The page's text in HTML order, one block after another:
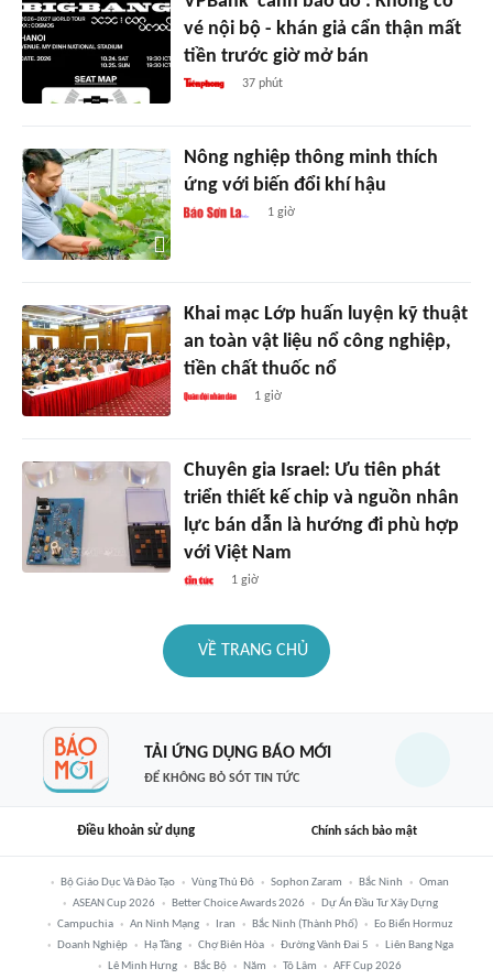
vé nội bộ - khán giả cẩn thận mất
tiền trước giờ mở bán
37 phút
Nông nghiệp thông minh thích
ứng với biến đổi khí hậu
1 giờ
Khai mạc Lớp huấn luyện kỹ thuật
an toàn vật liệu nổ công nghiệp,
tiền chất thuốc nổ
1 giờ
Chuyên gia Israel: Ưu tiên phát
triển thiết kế chip và nguồn nhân
lực bán dẫn là hướng đi phù hợp
với Việt Nam
1 giờ
VỀ TRANG CHỦ
TẢI ỨNG DỤNG BÁO MỚI
ĐỂ KHÔNG BỎ SÓT TIN TỨC
Điều khoản sử dụng Chính sách bảo mật
Bộ Giáo Dục Và Đào Tạo Vùng Thủ Đô Sophon Zaram Bắc Ninh
Oman
ASEAN Cup 2026
Better Choice Awards 2026
Dự Án Đầu Tư Xây Dựng
Campuchia
An Ninh Mạng Iran Bắc Ninh (thành Phố)
Eo Biển Hormuz
Doanh Nghiệp
Hạ Tầng Chợ Biên Hòa Đường Vành Đai 5
Liên Bang Nga
Lê Minh Hưng
Bắc Bộ Năm Tô Lâm AFF Cup 2026